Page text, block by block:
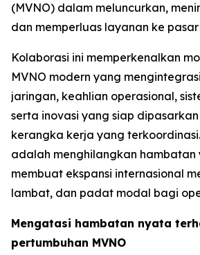
(MVNO) dalam meluncurkan,
dan memperluas layanan ke
Kolaborasi ini memperkenalkan
MVNO modern yang
jaringan, keahlian operasional,
serta inovasi yang siap
kerangka kerja yang
adalah menghilangkan hambatan
membuat ekspansi internasional
lambat, dan padat modal bagi
Mengatasi hambatan nyata
pertumbuhan MVNO